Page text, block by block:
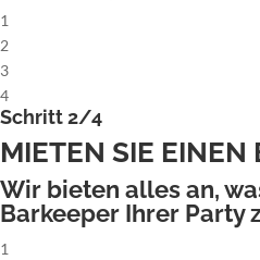
1
2
3
4
Schritt 2/4
MIETEN SIE EINEN
Wir bieten alles an,
Barkeeper Ihrer Party
1